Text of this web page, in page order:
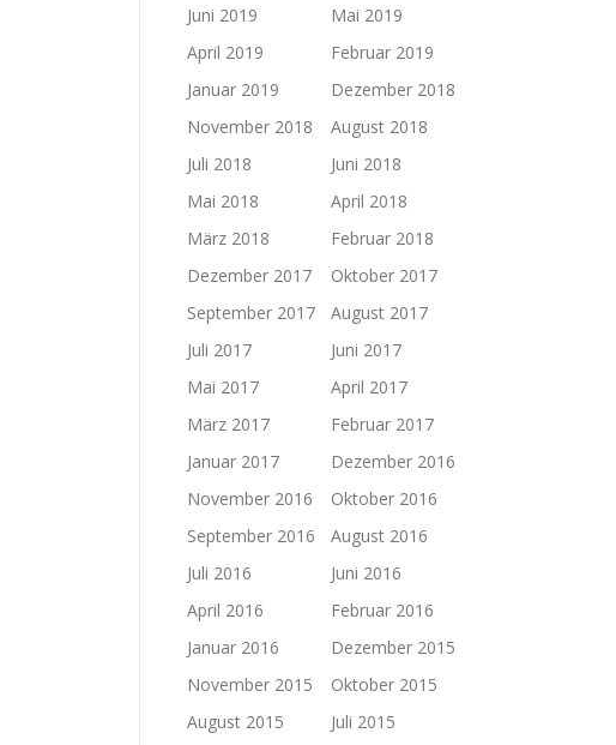
Juni 2019
Mai 2019
April 2019
Februar 2019
Januar 2019
Dezember 2018
November 2018
August 2018
Juli 2018
Juni 2018
Mai 2018
April 2018
März 2018
Februar 2018
Dezember 2017
Oktober 2017
September 2017
August 2017
Juli 2017
Juni 2017
Mai 2017
April 2017
März 2017
Februar 2017
Januar 2017
Dezember 2016
November 2016
Oktober 2016
September 2016
August 2016
Juli 2016
Juni 2016
April 2016
Februar 2016
Januar 2016
Dezember 2015
November 2015
Oktober 2015
August 2015
Juli 2015